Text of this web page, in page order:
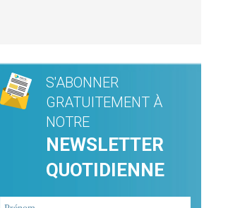
S'ABONNER
GRATUITEMENT À
NOTRE
NEWSLETTER
QUOTIDIENNE